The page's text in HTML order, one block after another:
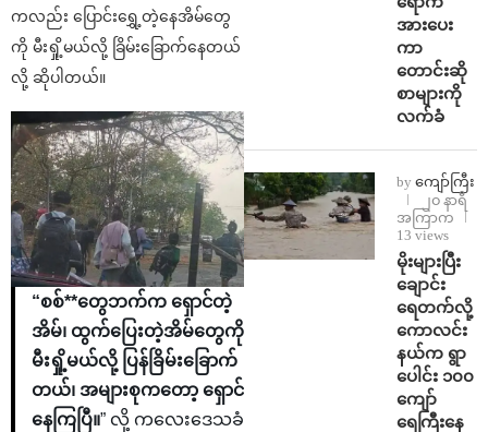
ကလည်း ပြောင်းရွှေ့တဲ့နေအိမ်တွေ
ကို မီးရှို့မယ်လို့ ခြိမ်းခြောက်နေတယ်
လို့ ဆိုပါတယ်။
“စစ်**တွေဘက်က ရှောင်တဲ့
အိမ်၊ ထွက်ပြေးတဲ့အိမ်တွေကို
မီးရှို့မယ်လို့ ပြန်ခြိမ်းခြောက်
တယ်၊ အများစုကတော့ ရှောင်
နေကြပြီ။” လို့ ကလေးဒေသခံ
အားပေး
ကာ
တောင်းဆို
စာများကို
လက်ခံ
by ကျော်ကြီး
၂၀ နာရီ
အကြာက
13 views
⁨မိုးများပြီး
ချောင်း
ရေတက်လို့
ကောလင်း
နယ်က ရွာ
ပေါင်း ၁၀၀
ကျော်
ရေကြီးနေ